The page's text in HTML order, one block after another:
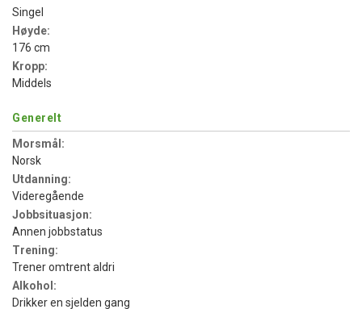
Singel
Høyde:
176 cm
Kropp:
Middels
Generelt
Morsmål:
Norsk
Utdanning:
Videregående
Jobbsituasjon:
Annen jobbstatus
Trening:
Trener omtrent aldri
Alkohol:
Drikker en sjelden gang